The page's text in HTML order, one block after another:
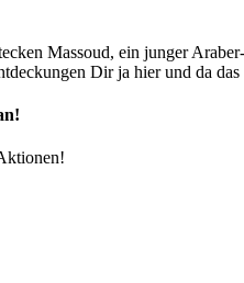
Massoud, ein junger
Dir ja hier und da das